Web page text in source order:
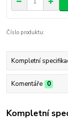
Číslo produktu:
Kompletní
Komentáře 0
Kompletní